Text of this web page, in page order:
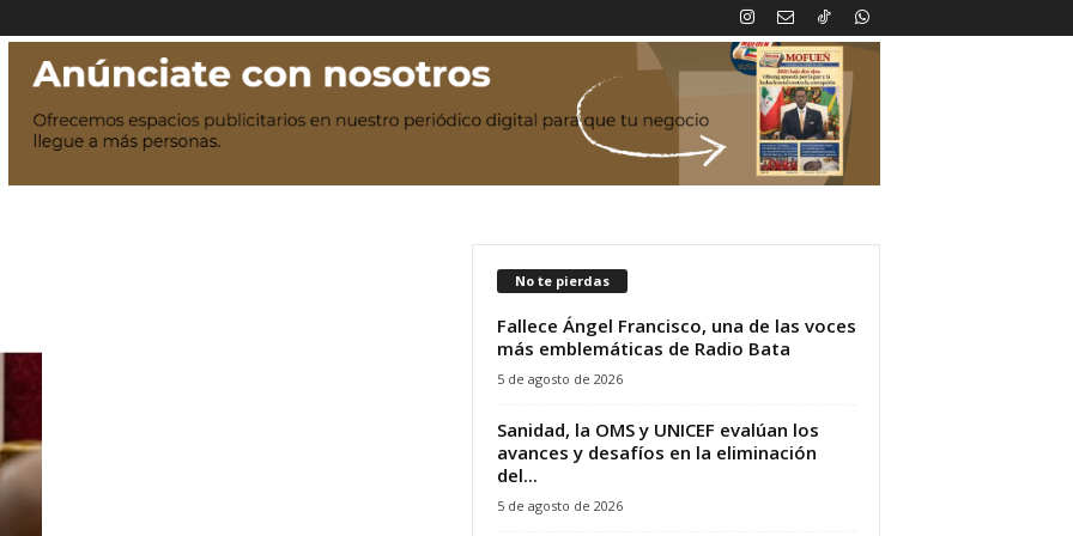
No te pierdas
Fallece Ángel Francisco, una de las voces
más emblemáticas de Radio Bata
5 de agosto de 2026
Sanidad, la OMS y UNICEF evalúan los
avances y desafíos en la eliminación
del...
5 de agosto de 2026